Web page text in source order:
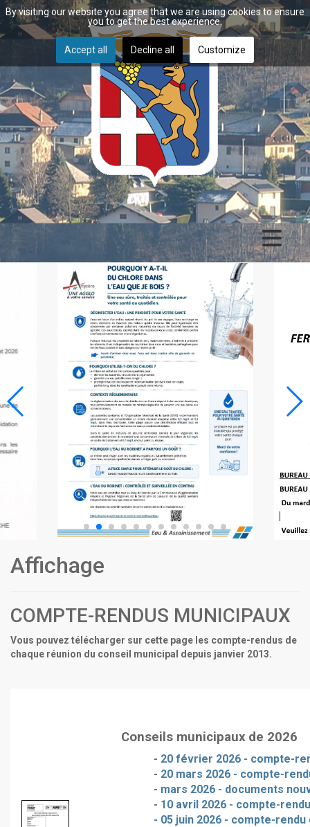
Affichage
COMPTE-RENDUS MUNICIPAUX
Vous pouvez télécharger sur cette page les compte-rendus de
chaque réunion du conseil municipal depuis janvier 2013.
Conseils municipaux de 2026
- 20 février 2026 - compte-
- 20 mars 2026 - compte-
- mars 2026 - documents
- 10 avril 2026 - compte-
- 05 juin 2026 - compte-
By visiting our website you agree that we are using cookies to ensure
you to get the best experience.
Accept all Decline all Customize